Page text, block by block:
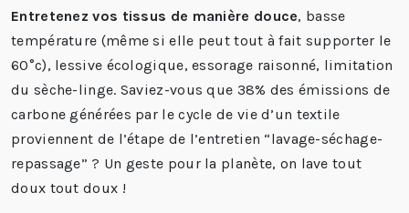
Entretenez vos tissus de manière douce, basse
température (même si elle peut tout à fait supporter le
60°c), lessive écologique, essorage raisonné, limitation
du sèche-linge. Saviez-vous que 38% des émissions de
carbone générées par le cycle de vie d’un textile
proviennent de l’étape de l’entretien “lavage-séchage-
repassage” ? Un geste pour la planète, on lave tout
doux tout doux !